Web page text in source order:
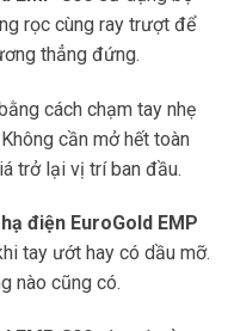
rọc cùng ray trượt để
thẳng đứng.
cách chạm tay nhẹ
cần mở hết toàn
trở lại vị trí ban đầu.
điện EuroGold EMP
tay ướt hay có dầu mỡ.
nào cũng có.